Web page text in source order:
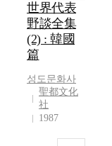
世界代表
野談全集
(2) : 韓國
篇
성도문화사
聖都文化
社
1987